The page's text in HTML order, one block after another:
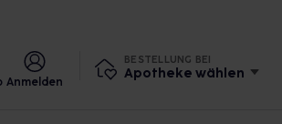
Anmelden
BESTELLUNG BEI
Apotheke wählen